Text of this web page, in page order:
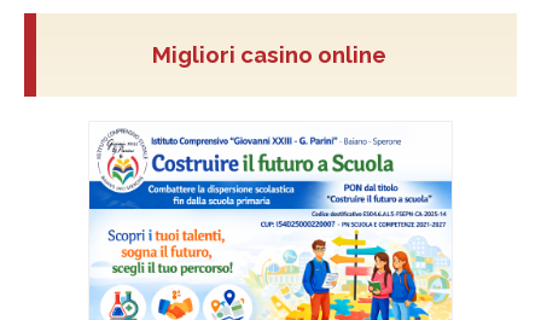
Migliori casino online